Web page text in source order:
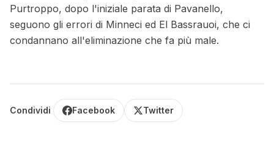
Purtroppo, dopo l'iniziale parata di Pavanello,
seguono gli errori di Minneci ed El Bassrauoi, che ci
condannano all'eliminazione che fa più male.
Condividi Facebook Twitter